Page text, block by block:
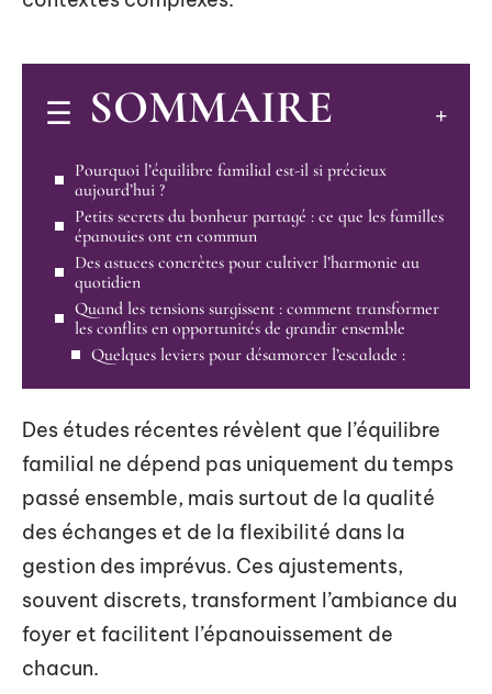
SOMMAIRE
Pourquoi l’équilibre familial est-il si précieux
aujourd’hui ?
Petits secrets du bonheur partagé : ce que les familles
épanouies ont en commun
Des astuces concrètes pour cultiver l’harmonie au
quotidien
Quand les tensions surgissent : comment transformer
les conflits en opportunités de grandir ensemble
Quelques leviers pour désamorcer l’escalade :
Des études récentes révèlent que l’équilibre
familial ne dépend pas uniquement du temps
passé ensemble, mais surtout de la qualité
des échanges et de la flexibilité dans la
gestion des imprévus. Ces ajustements,
souvent discrets, transforment l’ambiance du
foyer et facilitent l’épanouissement de
chacun.